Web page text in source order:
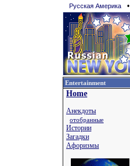
Русская Америка •
Entertainment
Home
Анекдоты
отобранные
Истории
Загадки
Афоризмы